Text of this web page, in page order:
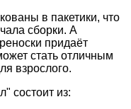
в пакетики, что
сборки. А
придаёт
стать отличным
взрослого.
состоит из: